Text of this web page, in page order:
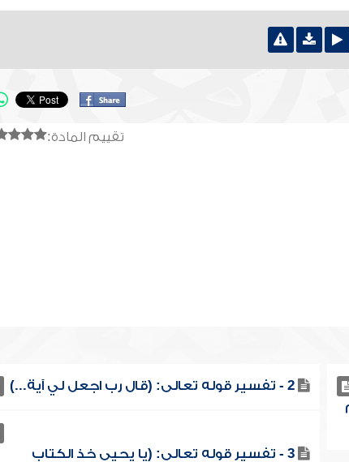
تقييم المادة:
2 - تفسير قوله تعالى: (قال رب اجعل لي آية...)
3 - تفسير قوله تعالى: (يا يحيى خذ الكتاب